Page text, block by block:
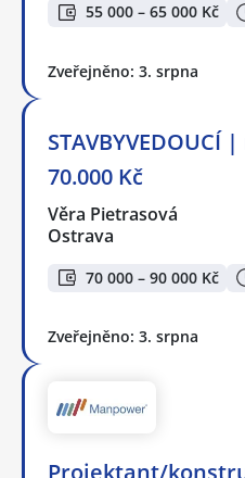
55 000 – 65 000 Kč
Zveřejněno: 3. srpna
STAVBYVEDOUCÍ
70.000 Kč
Věra Pietrasová
Ostrava
70 000 – 90 000 Kč
Zveřejněno: 3. srpna